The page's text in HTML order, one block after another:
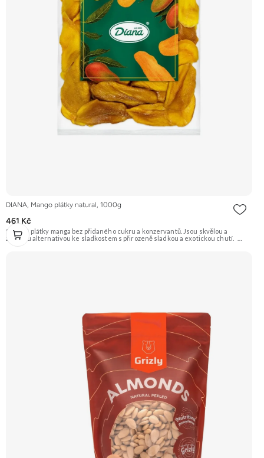
DIANA, Mango plátky natural, 1000g
461 Kč
Sušené plátky manga bez přidaného cukru a konzervantů. Jsou skvělou a
zdravou alternativou ke sladkostem s přirozeně sladkou a exotickou chutí.